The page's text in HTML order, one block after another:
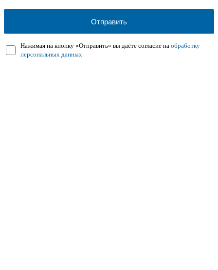
Нажимая на кнопку «Отправить» вы даёте согласие на обработку
персональных данных